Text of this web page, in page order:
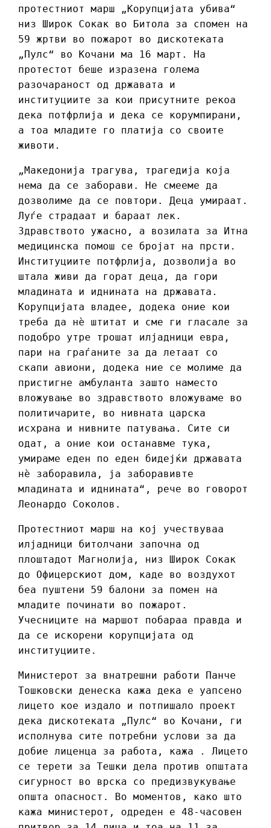
протестниот марш „Корупцијата убива“
низ Широк Сокак во Битола за спомен на
59 жртви во пожарот во дискотеката
„Пулс“ во Кочани ма 16 март. На
протестот беше изразена голема
разочараност од државата и
институциите за кои присутните рекоа
дека потфрлија и дека се корумпирани,
а тоа младите го платија со своите
животи.
„Македонија трагува, трагедија која
нема да се заборави. Не смееме да
дозволиме да се повтори. Деца умираат.
Луѓе страдаат и бараат лек.
Здравството ужасно, а возилата за Итна
медицинска помош се бројат на прсти.
Институциите потфрлија, дозволија во
штала живи да горат деца, да гори
младината и иднината на државата.
Корупцијата владее, додека оние кои
треба да нѐ штитат и сме ги гласале за
подобро утре трошат илјадници евра,
пари на граѓаните за да летаат со
скапи авиони, додека ние се молиме да
пристигне амбуланта зашто наместо
вложување во здравството вложуваме во
политичарите, во нивната царска
исхрана и нивните патувања. Сите си
одат, а оние кои останавме тука,
умираме еден по еден бидејќи државата
нѐ заборавила, ја заборавивте
младината и иднината“, рече во говорот
Леонардо Соколов.
Протестниот марш на кој учествуваа
илјадници битолчани започна од
плоштадот Магнолија, низ Широк Сокак
до Офицерскиот дом, каде во воздухот
беа пуштени 59 балони за помен на
младите починати во пожарот.
Учесниците на маршот побараа правда и
да се искорени корупцијата од
институциите.
Министерот за внатрешни работи Панче
Тошковски денеска кажа дека е уапсено
лицето кое издало и потпишало проект
дека дискотеката „Пулс“ во Кочани, ги
исполнува сите потребни услови за да
добие лиценца за работа, кажа . Лицето
се терети за Тешки дела против општата
сигурност во врска со предизвукување
општа опасност. Во моментов, како што
кажа министерот, одреден е 48-часовен